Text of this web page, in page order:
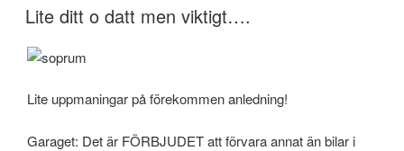
Lite ditt o datt men viktigt….
Lite uppmaningar på förekommen anledning!
Garaget: Det är FÖRBJUDET att förvara annat än bilar i